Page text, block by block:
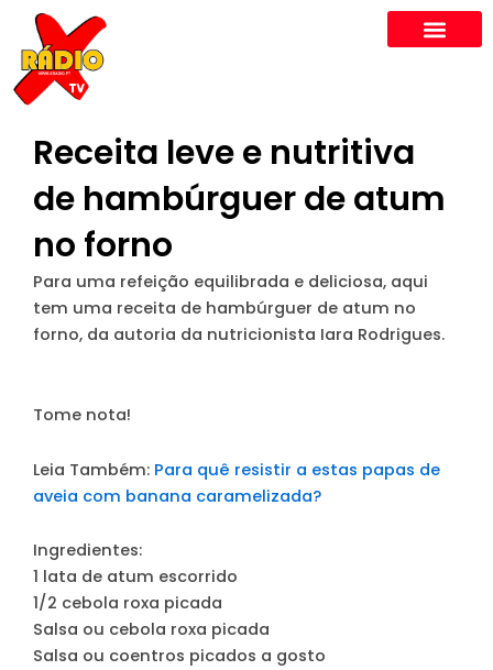
content
Receita leve e nutritiva
de hambúrguer de atum
no forno
Para uma refeição equilibrada e deliciosa, aqui
tem uma receita de hambúrguer de atum no
forno, da autoria da nutricionista Iara Rodrigues.
Tome nota!
Leia Também: Para quê resistir a estas papas de
aveia com banana caramelizada?
Ingredientes:
1 lata de atum escorrido
1/2 cebola roxa picada
Salsa ou cebola roxa picada
Salsa ou coentros picados a gosto